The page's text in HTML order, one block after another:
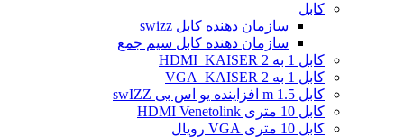
کابل
سازمان دهنده کابل swizz
سازمان دهنده کابل سیم جمع
کابل 1 به 2 HDMI_KAISER
کابل 1 به 2 VGA_KAISER
کابل 1.5 m افزاینده یو اس بی swIZZ
کابل 10 متری HDMI Venetolink
کابل 10 متری VGA رویال